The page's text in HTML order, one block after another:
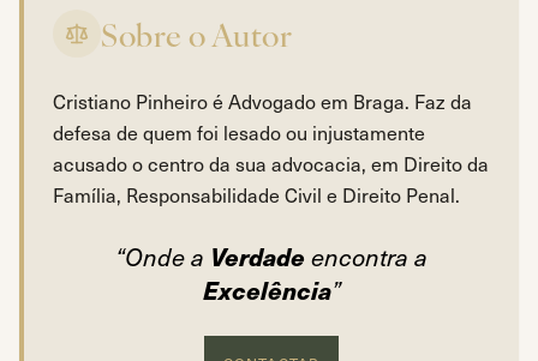
Sobre o Autor
Cristiano Pinheiro é Advogado em Braga. Faz da
defesa de quem foi lesado ou injustamente
acusado o centro da sua advocacia, em Direito da
Família, Responsabilidade Civil e Direito Penal.
“Onde a Verdadeencontra a
Excelência”